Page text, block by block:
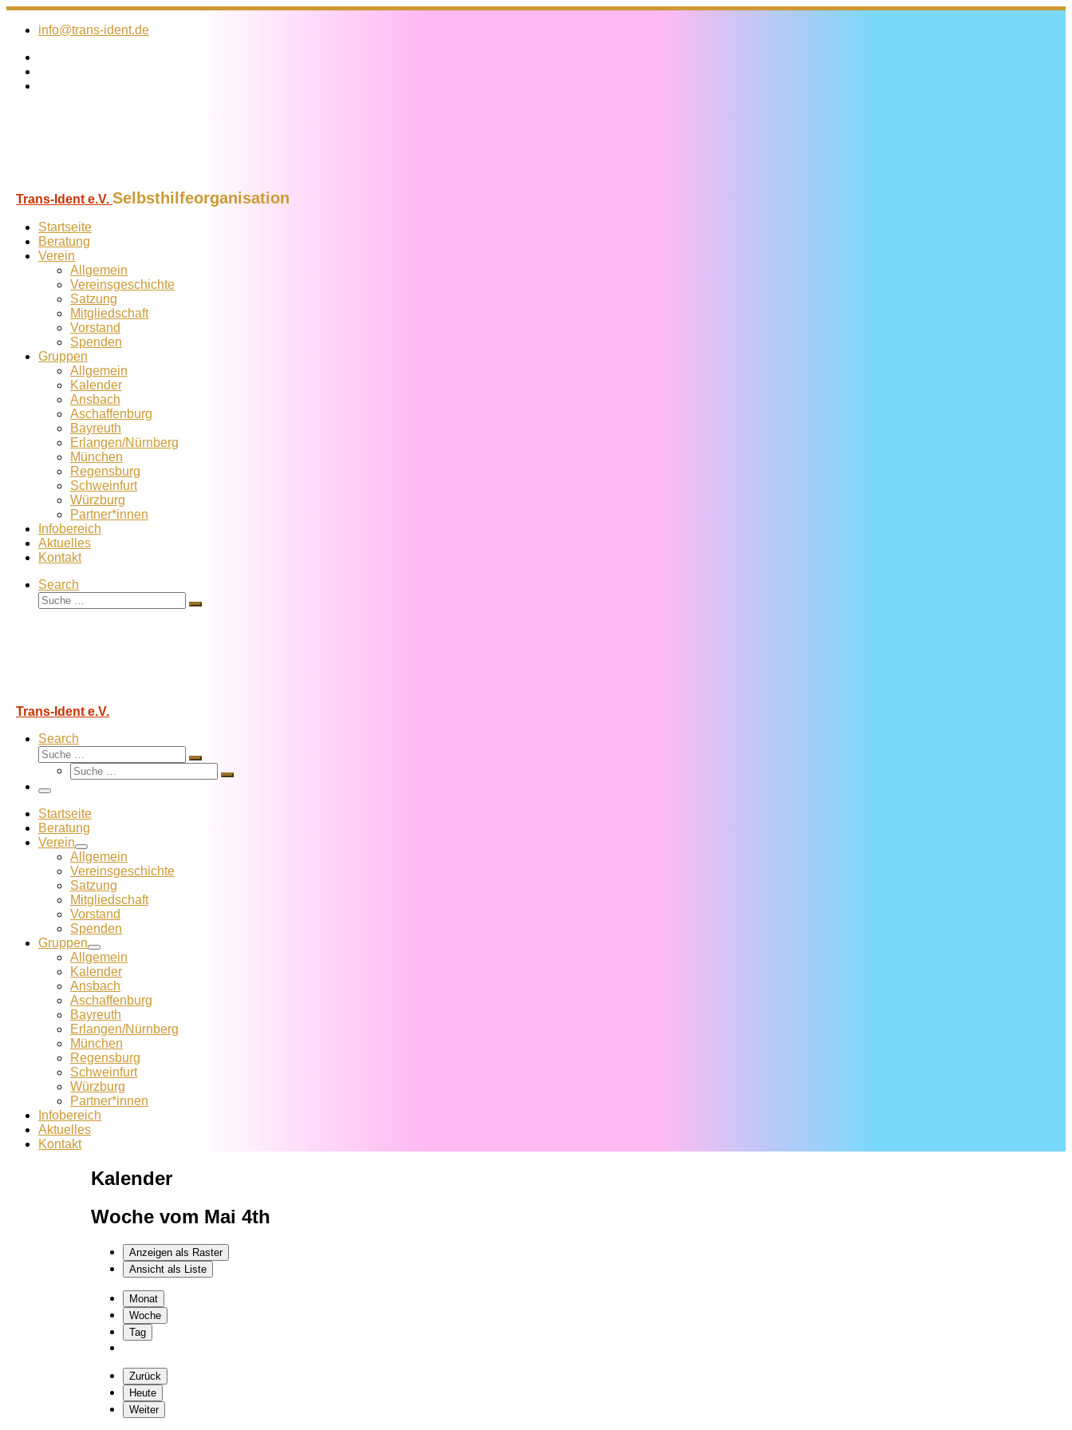
Zum
Inhalt
info@trans-ident.de
Trans-Ident e.V. Selbsthilfeorganisation
Startseite
Beratung
Verein
Allgemein
Vereins­geschichte
Satzung
Mitglied­schaft
Vorstand
Spenden
Gruppen
Allgemein
Kalender
Ansbach
Aschaffenburg
Bayreuth
Erlangen/Nürnberg
München
Regensburg
Schweinfurt
Würzburg
Partner*innen
Infobereich
Aktuelles
Kontakt
Search
Suche
Suche
Trans-Ident e.V.
Search
Suche
Suche
Suche
Suche
Menü
Startseite
Beratung
Verein
Allgemein
Vereins­geschichte
Satzung
Mitglied­schaft
Vorstand
Spenden
Gruppen
Allgemein
Kalender
Ansbach
Aschaffenburg
Bayreuth
Erlangen/Nürnberg
München
Regensburg
Schweinfurt
Würzburg
Partner*innen
Infobereich
Aktuelles
Kontakt
Kalender
Woche vom Mai 4th
Anzeigen als Raster
Ansicht als Liste
Monat
Woche
Tag
Zurück
Heute
Weiter